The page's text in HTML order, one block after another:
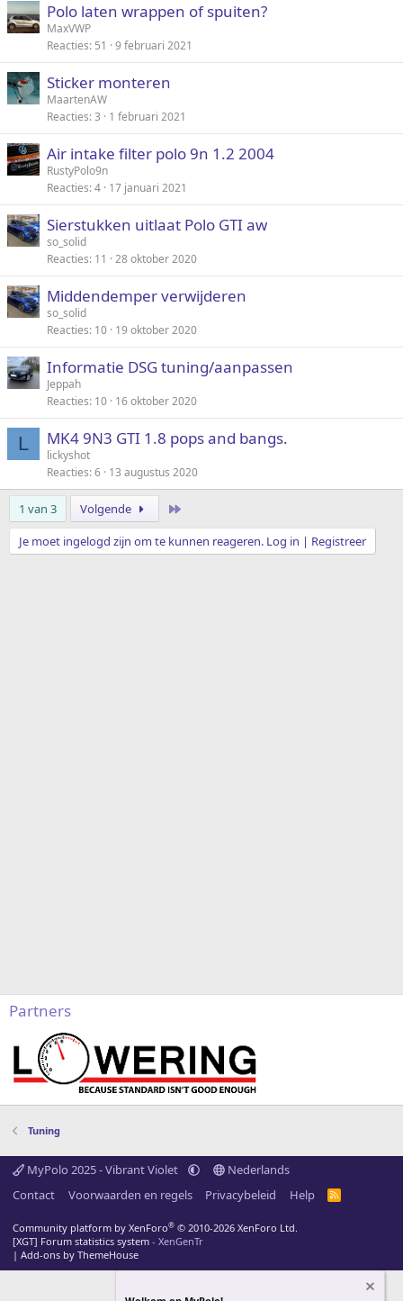
Polo laten wrappen of spuiten?
MaxVWP
Reacties 51 9 februari 2021
Sticker monteren
MaartenAW
Reacties 3 1 februari 2021
Air intake filter polo 9n 1.2 2004
RustyPolo9n
Reacties 4 17 januari 2021
Sierstukken uitlaat Polo GTI aw
so_solid
Reacties 11 28 oktober 2020
Middendemper verwijderen
so_solid
Reacties 10 19 oktober 2020
Informatie DSG tuning/aanpassen
Jeppah
Reacties 10 16 oktober 2020
L MK4 9N3 GTI 1.8 pops and bangs.
lickyshot
Reacties 6 13 augustus 2020
1 van 3 Volgende
Je moet ingelogd zijn om te kunnen reageren. Log in | Registreer
Partners
Tuning
MyPolo 2025 - Vibrant Violet
Nederlands
Contact
Voorwaarden en regels Privacybeleid Help
R
Community platform by XenForo® © 2010-2026 XenForo Ltd.
[XGT] Forum statistics system - XenGenTr
| Add-ons by ThemeHouse